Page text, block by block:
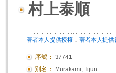
村上泰順
著者本人提供授權 ． 著者本人提供
序號： 37741
別名： Murakami, Tijun